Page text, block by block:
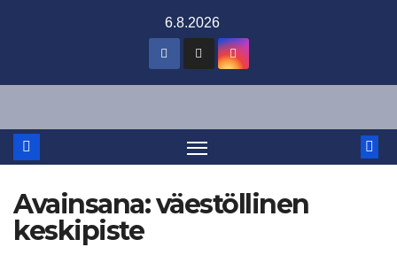
6.8.2026
Avainsana:väestöllinen
keskipiste